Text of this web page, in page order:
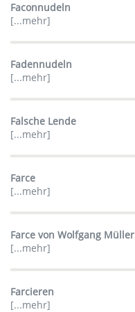
Faconnudeln
[...mehr]
Fadennudeln
[...mehr]
Falsche Lende
[...mehr]
Farce
[...mehr]
Farce von Wolfgang Müller
[...mehr]
Farcieren
[...mehr]